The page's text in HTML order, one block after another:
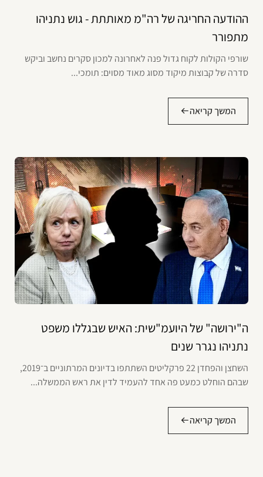
ההודעה החריגה של רה"מ מאותתת - גוש נתניהו
מתפורר
שורפי הקולות לקוח גדול פנה לאחרונה למכון סקרים נחשב וביקש
סדרה של קבוצות מיקוד מסוג מאוד מסוים: תומכי...
המשך קריאה
ה"ירושה" של היועמ"שית: האיש שבגללו משפט
נתניהו נגרר שנים
השחצן והפחדן 22 פרקליטים השתתפו בדיונים המרתוניים ב־2019,
שבהם הוחלט כמעט פה אחד להעמיד לדין את ראש הממשלה...
המשך קריאה